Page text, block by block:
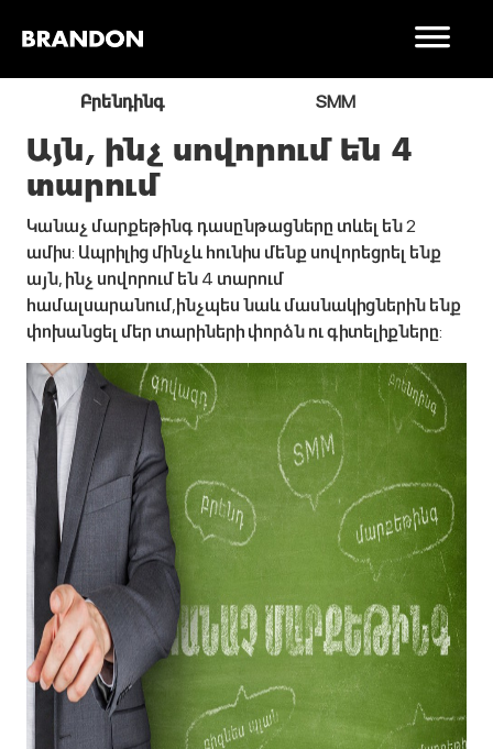
Բրենդինգ SMM
Այն, ինչ սովորում են 4
տարում
Կանաչ մարքեթինգ դասընթացները տևել են 2
ամիս: Ապրիլից մինչև հունիս մենք սովորեցրել ենք
այն, ինչ սովորում են 4 տարում
համալսարանում,ինչպես նաև մասնակիցներին ենք
փոխանցել մեր տարիների փորձն ու գիտելիքները: